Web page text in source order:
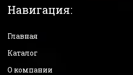
Навигация:
Главная
Каталог
О компании